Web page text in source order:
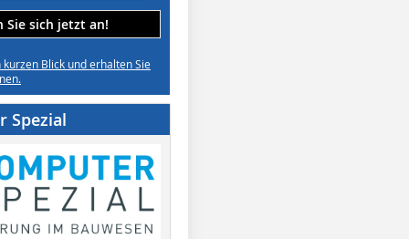
Sie sich jetzt an!
kurzen Blick und erhalten Sie
Spezial